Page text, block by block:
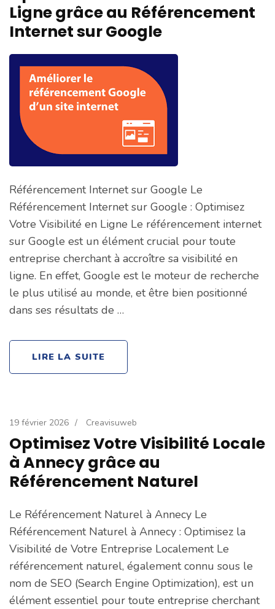
Ligne grâce au Référencement
Internet sur Google
Référencement Internet sur Google Le
Référencement Internet sur Google : Optimisez
Votre Visibilité en Ligne Le référencement internet
sur Google est un élément crucial pour toute
entreprise cherchant à accroître sa visibilité en
ligne. En effet, Google est le moteur de recherche
le plus utilisé au monde, et être bien positionné
dans ses résultats de …
LIRE LA SUITE
19 février 2026 / Creavisuweb
Optimisez Votre Visibilité Locale
à Annecy grâce au
Référencement Naturel
Le Référencement Naturel à Annecy Le
Référencement Naturel à Annecy : Optimisez la
Visibilité de Votre Entreprise Localement Le
référencement naturel, également connu sous le
nom de SEO (Search Engine Optimization), est un
élément essentiel pour toute entreprise cherchant